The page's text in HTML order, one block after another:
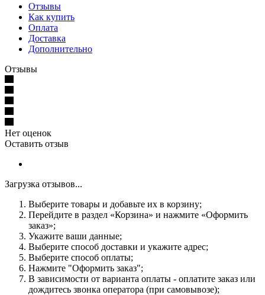
Отзывы
Как купить
Оплата
Доставка
Дополнительно
Отзывы
Нет оценок
Оставить отзыв
Загрузка отзывов...
Выберите товары и добавьте их в корзину;
Перейдите в раздел «Корзина» и нажмите «Оформить
заказ»;
Укажите ваши данные;
Выберите способ доставки и укажите адрес;
Выберите способ оплаты;
Нажмите "Оформить заказ";
В зависимости от варианта оплаты - оплатите заказ или
дождитесь звонка оператора (при самовывозе);